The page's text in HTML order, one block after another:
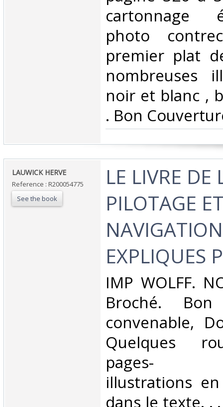
cartonnage
photo
premier plat
nombreuses
noir et blanc ,
. Bon
‎LAUWICK HERVE‎
Reference : R200054775
See the book
‎LE LIVRE DE
PILOTAGE
EXPLIQUES
‎IMP WOLFF.
Broché.
convenable,
Quelques
pages-
illustrations
dans le texte. .